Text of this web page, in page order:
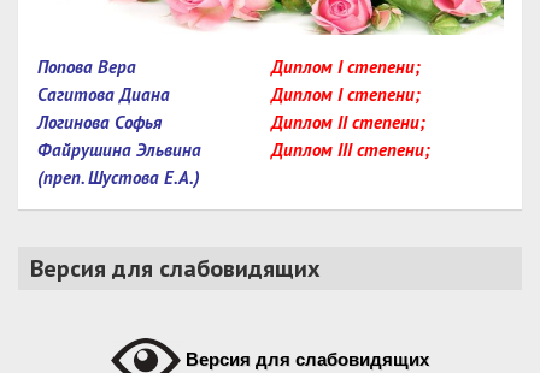
Попова Вера
Диплом I степени;
Сагитова Диана
Диплом I степени;
Логинова Софья
Диплом II степени;
Файрушина Эльвина
Диплом III степени;
(преп. Шустова Е.А.)
Версия для слабовидящих
Версия для слабовидящих